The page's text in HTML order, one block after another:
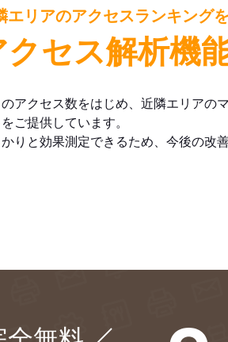
エリアのアクセスランキング
クセス解析機
アクセス数をはじめ、近隣エリアの
ご提供しています。
りと効果測定できるため、今後の改